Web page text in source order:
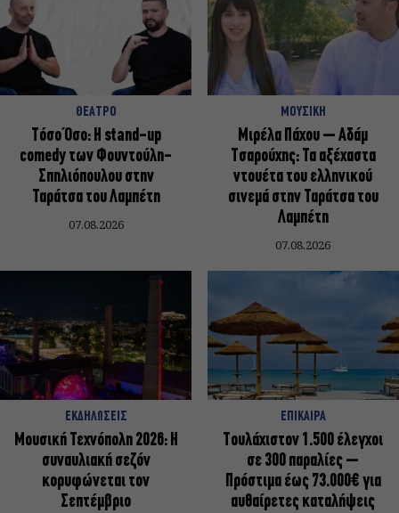
ΘΕΑΤΡΟ
Τόσο Όσο: Η stand-up
comedy των Φουντούλη-
Σπηλιόπουλου στην
Ταράτσα του Λαμπέτη
07.08.2026
ΜΟΥΣΙΚΗ
Μιρέλα Πάχου – Αδάμ
Τσαρούχης: Τα αξέχαστα
ντουέτα του ελληνικού
σινεμά στην Ταράτσα του
Λαμπέτη
07.08.2026
ΕΚΔΗΛΩΣΕΙΣ
Μουσική Τεχνόπολη 2026: Η
συναυλιακή σεζόν
κορυφώνεται τον
Σεπτέμβριο
ΕΠΙΚΑΙΡΑ
Τουλάχιστον 1.500 έλεγχοι
σε 300 παραλίες –
Πρόστιμα έως 73.000€ για
αυθαίρετες καταλήψεις